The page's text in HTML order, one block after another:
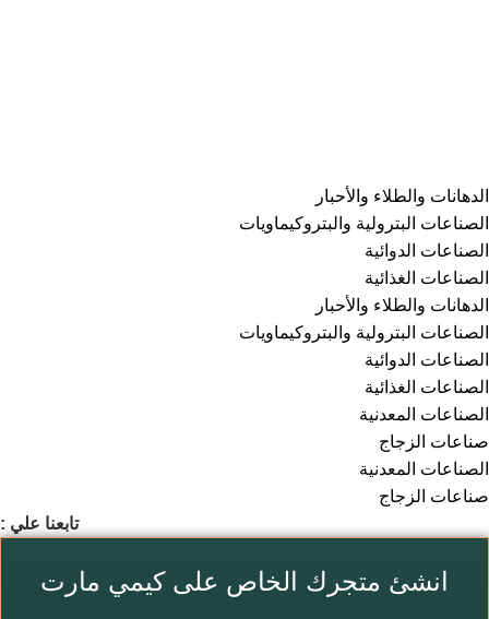
⁠الدهانات والطلاء والأحبار
الصناعات البترولية والبتروكيماويات
الصناعات الدوائية
الصناعات الغذائية
⁠الدهانات والطلاء والأحبار
الصناعات البترولية والبتروكيماويات
الصناعات الدوائية
الصناعات الغذائية
الصناعات المعدنية
صناعات الزجاج
الصناعات المعدنية
صناعات الزجاج
تابعنا علي :
انشئ متجرك الخاص على كيمي مارت